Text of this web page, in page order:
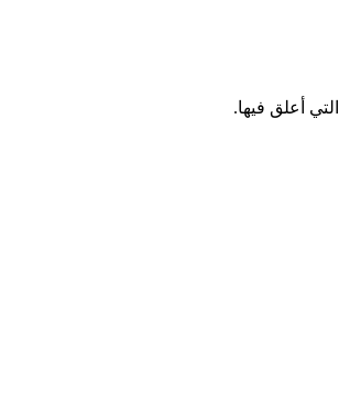
أعلق فيها.